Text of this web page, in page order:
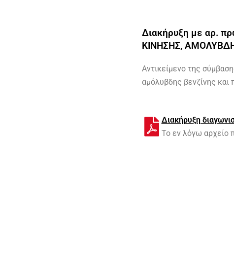
Διακήρυξη με αρ.
ΚΙΝΗΣΗΣ,
Αντικείμενο της
αμόλυβδης βενζίνης και
Διακήρυξη
Το εν λόγω αρχείο